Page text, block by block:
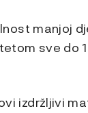
manjoj
sve do
izdržljivi